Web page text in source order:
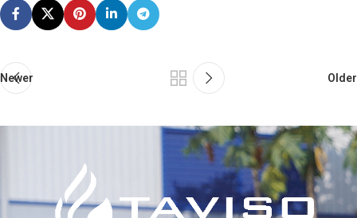
Newer Older